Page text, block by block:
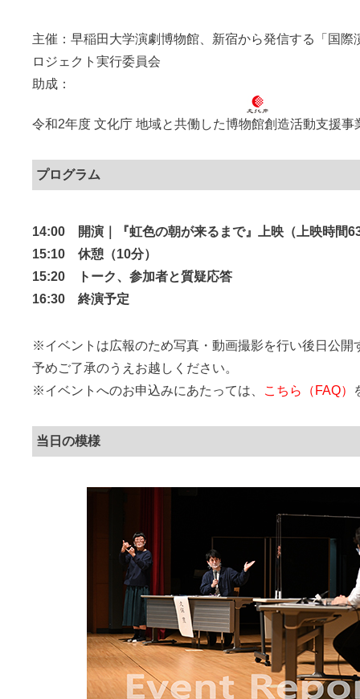
主催：早稲田大学演劇博物館、新宿から発信する「国際
ロジェクト実行委員会
助成：
令和2年度 文化庁 地域と共働した博物館創造活動支援事
プログラム
14:00 開演｜『虹色の朝が来るまで』上映（上映時間
15:10 休憩（10分）
15:20 トーク、参加者と質疑応答
16:30 終演予定
※イベントは広報のため写真・動画撮影を行い後日公開
予めご了承のうえお越しください。
※イベントへのお申込みにあたっては、
こちら（FAQ）
当日の模様